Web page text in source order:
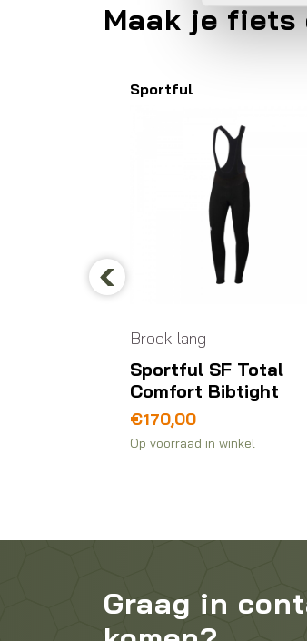
Maak je fiets
Previous
Sportful
Broek lang
Sportful SF Total
Comfort Bibtight
€170,00
Op voorraad in winkel
Graag in